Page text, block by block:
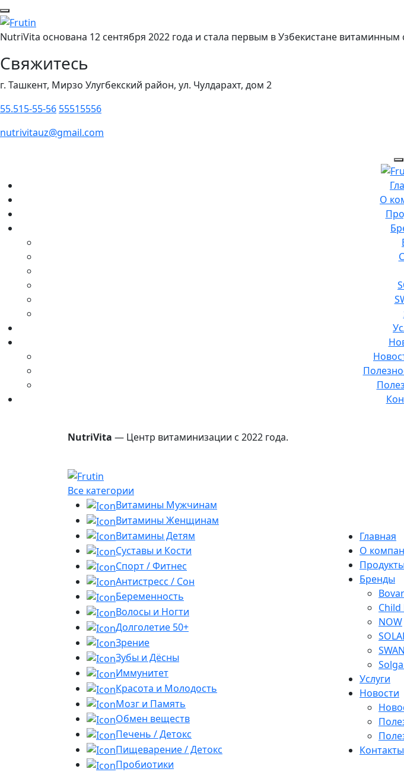
NutriVita основана 12 сентября 2022 года и стала первым в Узбекистане
Свяжитесь
г. Ташкент, Мирзо Улугбекский район, ул. Чулдарахт, дом 2
55.515-55-56 55515556
nutrivitauz@gmail.com
О
NutriVita — Центр витаминизации с 2022 года.
Все категории
Витамины Мужчинам
Витамины Женщинам
Витамины Детям
Суставы и Кости
Спорт / Фитнес
Антистресс / Сон
Беременность
Волосы и Ногти
Долголетие 50+
Зрение
Зубы и Дёсны
Иммунитет
Красота и Молодость
Мозг и Память
Обмен веществ
Печень / Детокс
Пищеварение / Детокс
Пробиотики
Главная
О
Продукты
Бренды
NOW
Услуги
Новости
Контакты